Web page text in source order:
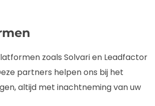
zoals Solvari en Leadfactor
partners helpen ons bij het
altijd met inachtneming van uw